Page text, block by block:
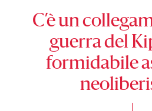
C’è un
guerra del
formidabile